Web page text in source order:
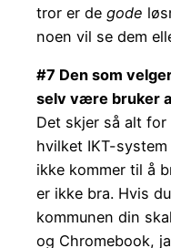
tror er de gode
noen vil se dem
#7 Den som
selv være bruker
Det skjer så alt
hvilket IKT-
ikke kommer til å
er ikke bra. Hvis
kommunen din
og Chromebook,